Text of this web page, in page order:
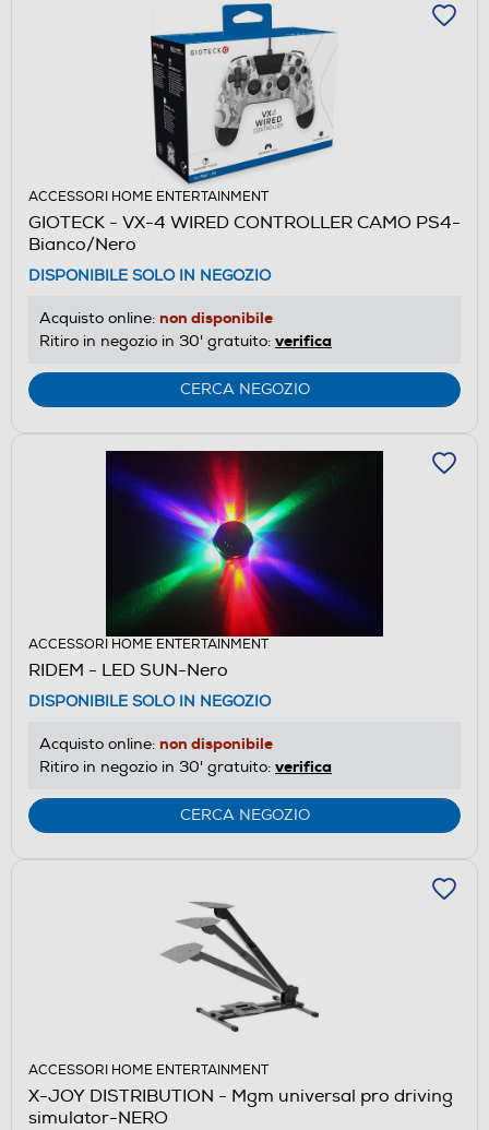
ACCESSORI HOME ENTERTAINMENT
GIOTECK - VX-4 WIRED CONTROLLER CAMO PS4-
Bianco/Nero
DISPONIBILE SOLO IN NEGOZIO
Acquisto online: non disponibile
Ritiro in negozio in 30' gratuito: verifica
CERCA NEGOZIO
ACCESSORI HOME ENTERTAINMENT
RIDEM - LED SUN-Nero
DISPONIBILE SOLO IN NEGOZIO
Acquisto online: non disponibile
Ritiro in negozio in 30' gratuito: verifica
CERCA NEGOZIO
ACCESSORI HOME ENTERTAINMENT
X-JOY DISTRIBUTION - Mgm universal pro driving
simulator-NERO